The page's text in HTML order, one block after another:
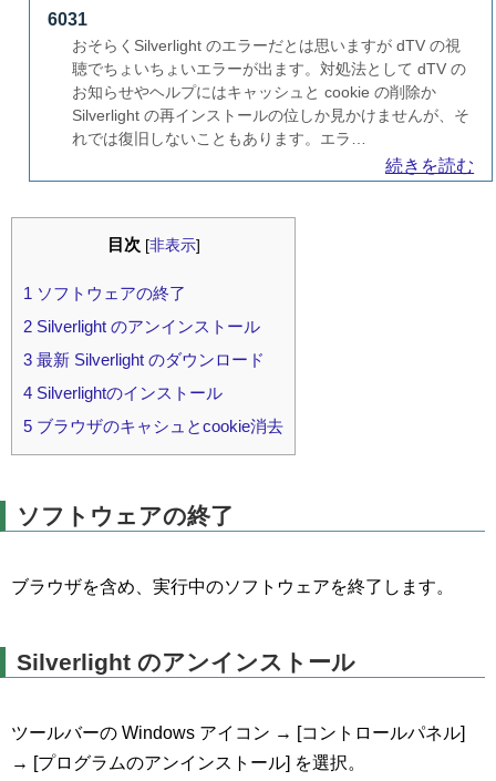
6031
おそらくSilverlight のエラーだとは思いますが dTV の視
聴でちょいちょいエラーが出ます。対処法として dTV の
お知らせやヘルプにはキャッシュと cookie の削除か
Silverlight の再インストールの位しか見かけませんが、そ
れでは復旧しないこともあります。エラ…
続きを読む
目次 [非表示]
1 ソフトウェアの終了
2 Silverlight のアンインストール
3 最新 Silverlight のダウンロード
4 Silverlightのインストール
5 ブラウザのキャシュとcookie消去
ソフトウェアの終了
ブラウザを含め、実行中のソフトウェアを終了します。
Silverlight のアンインストール
ツールバーの Windows アイコン → [コントロールパネル]
→ [プログラムのアンインストール] を選択。